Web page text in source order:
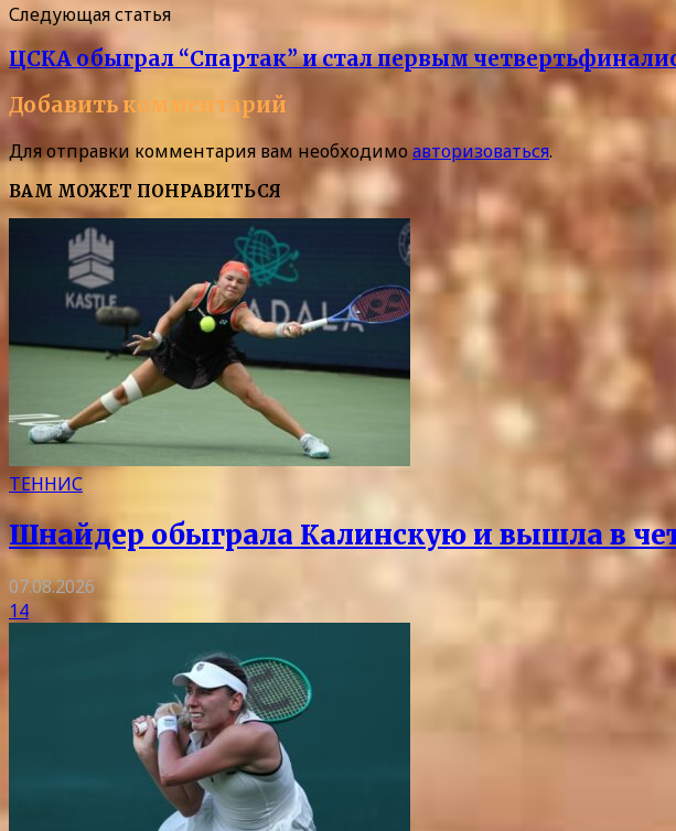
Следующая статья
ЦСКА обыграл “Спартак” и стал первым
Добавить комментарий
Для отправки комментария вам необходимоавторизоваться.
ВАМ МОЖЕТ ПОНРАВИТЬСЯ
ТЕННИС
Шнайдер обыграла Калинскую и вышла в
07.08.2026
14